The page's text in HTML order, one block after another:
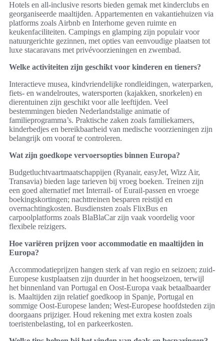
Hotels en all-inclusive resorts bieden gemak met kinderclubs en
georganiseerde maaltijden. Appartementen en vakantiehuizen via
platforms zoals Airbnb en Interhome geven ruimte en
keukenfaciliteiten. Campings en glamping zijn populair voor
natuurgerichte gezinnen, met opties van eenvoudige plaatsen tot
luxe stacaravans met privévoorzieningen en zwembad.
Welke activiteiten zijn geschikt voor kinderen en tieners?
Interactieve musea, kindvriendelijke rondleidingen, waterparken,
fiets- en wandelroutes, watersporten (kajakken, snorkelen) en
dierentuinen zijn geschikt voor alle leeftijden. Veel
bestemmingen bieden Nederlandstalige animatie of
familieprogramma’s. Praktische zaken zoals familiekamers,
kinderbedjes en bereikbaarheid van medische voorzieningen zijn
belangrijk om vooraf te controleren.
Wat zijn goedkope vervoersopties binnen Europa?
Budgetluchtvaartmaatschappijen (Ryanair, easyJet, Wizz Air,
Transavia) bieden lage tarieven bij vroeg boeken. Treinen zijn
een goed alternatief met Interrail- of Eurail-passen en vroege
boekingskortingen; nachttreinen besparen reistijd en
overnachtingkosten. Busdiensten zoals FlixBus en
carpoolplatforms zoals BlaBlaCar zijn vaak voordelig voor
flexibele reizigers.
Hoe variëren prijzen voor accommodatie en maaltijden in
Europa?
Accommodatieprijzen hangen sterk af van regio en seizoen; zuid-
Europese kustplaatsen zijn duurder in het hoogseizoen, terwijl
het binnenland van Portugal en Oost-Europa vaak betaalbaarder
is. Maaltijden zijn relatief goedkoop in Spanje, Portugal en
sommige Oost-Europese landen; West-Europese hoofdsteden zijn
doorgaans prijziger. Houd rekening met extra kosten zoals
toeristenbelasting, tol en parkeerkosten.